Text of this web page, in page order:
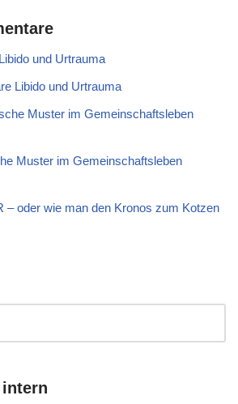
und Urtrauma
Libido und Urtrauma
Muster im Gemeinschaftsleben
Muster im Gemeinschaftsleben
– oder wie man den Kronos zum Kotzen